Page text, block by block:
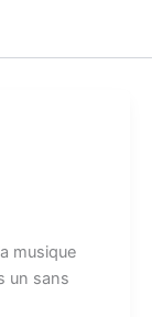
musique
un sans